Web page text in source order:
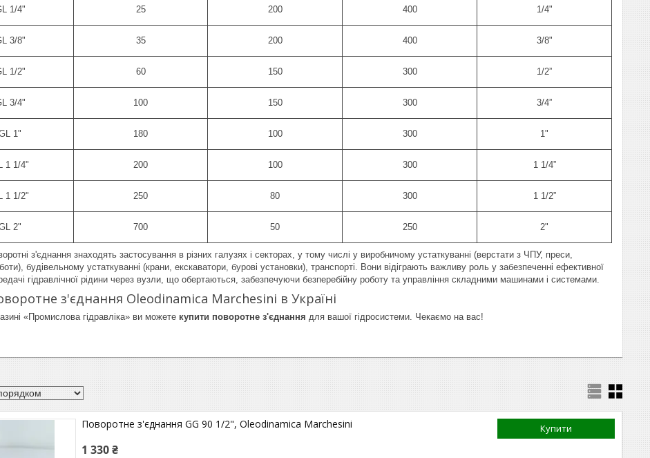
1/4" 25 200 400 1/4"
3/8" 35 200 400 3/8"
1/2" 60 150 300 1/2”
3/4" 100 150 300 3/4”
1" 180 100 300 1"
1 1/4" 200 100 300 1 1/4”
1 1/2" 250 80 300 1 1/2”
2" 700 50 250 2"
з'єднання знаходять застосування в різних галузях і секторах, у тому числі у виробничому устаткуванні (верстати з ЧПУ, преси,
будівельному устаткуванні (крани, екскаватори, бурові установки), транспорті. Вони відіграють важливу роль у забезпеченні ефективної
гідравлічної рідини через вузли, що обертаються, забезпечуючи безперебійну роботу та управління складними машинами і системами.
з'єднання Oleodinamica Marchesini в Україні
«Промислова гідравліка» ви можете купити поворотне з'єднання для вашої гідросистеми. Чекаємо на вас!
Купити
Поворотне з'єднання GG 90 1/2", Oleodinamica Marchesini
1 330 ₴